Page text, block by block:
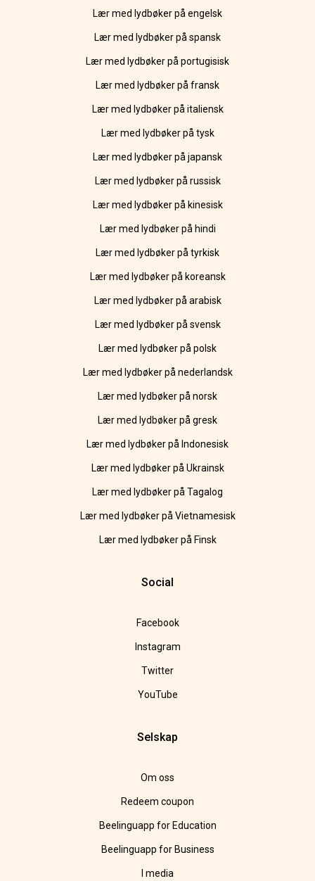
Lær med lydbøker på engelsk
Lær med lydbøker på spansk
Lær med lydbøker på portugisisk
Lær med lydbøker på fransk
Lær med lydbøker på italiensk
Lær med lydbøker på tysk
Lær med lydbøker på japansk
Lær med lydbøker på russisk
Lær med lydbøker på kinesisk
Lær med lydbøker på hindi
Lær med lydbøker på tyrkisk
Lær med lydbøker på koreansk
Lær med lydbøker på arabisk
Lær med lydbøker på svensk
Lær med lydbøker på polsk
Lær med lydbøker på nederlandsk
Lær med lydbøker på norsk
Lær med lydbøker på gresk
Lær med lydbøker på Indonesisk
Lær med lydbøker på Ukrainsk
Lær med lydbøker på Tagalog
Lær med lydbøker på Vietnamesisk
Lær med lydbøker på Finsk
Social
Facebook
Instagram
Twitter
YouTube
Selskap
Om oss
Redeem coupon
Beelinguapp for Education
Beelinguapp for Business
I media